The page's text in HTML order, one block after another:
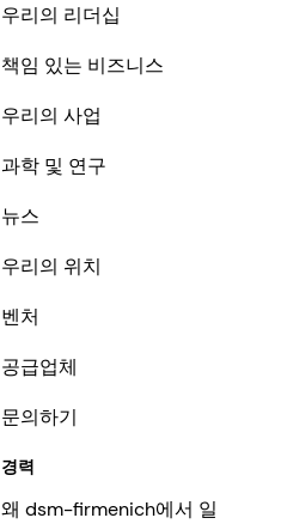
우리의 리더십
책임 있는 비즈니스
우리의 사업
과학 및 연구
뉴스
우리의 위치
벤처
공급업체
문의하기
경력
왜 dsm-firmenich에서 일